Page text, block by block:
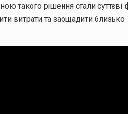
такого рішення стали суттєві
витрати та заощадити